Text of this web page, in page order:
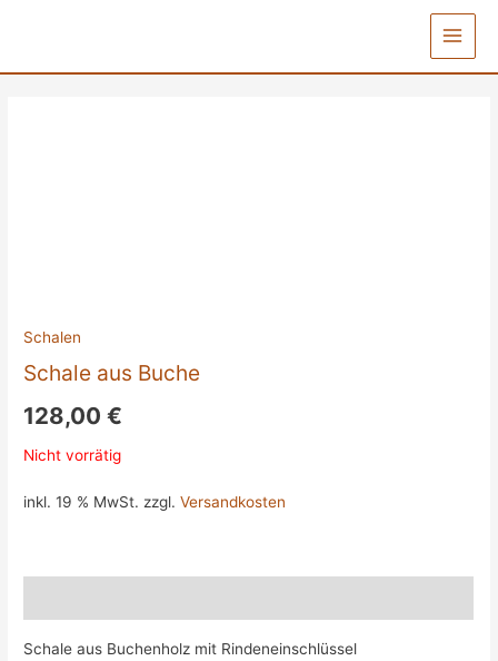
Main
Schalen
Schale aus Buche
128,00€
Nicht vorrätig
inkl. 19 % MwSt. zzgl.Versandkosten
Schale aus Buchenholz mit Rindeneinschlüssel